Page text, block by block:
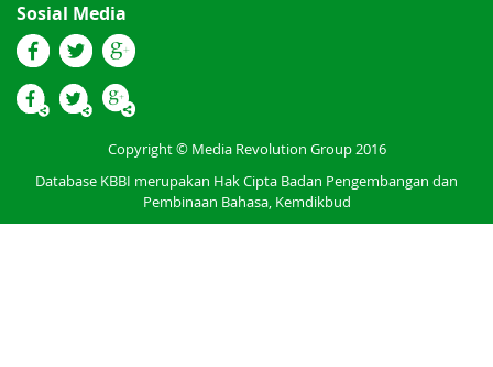
Sosial Media
Copyright © Media Revolution Group 2016
Database KBBI merupakan Hak Cipta Badan Pengembangan dan
Pembinaan Bahasa, Kemdikbud